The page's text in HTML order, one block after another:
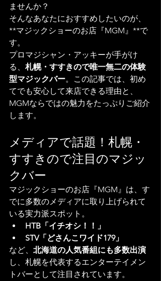
ませんか？
そんなあなたにおすすめしたいのが、
**マジックショーのお店『MGM』**で
す。
プロマジシャン・アッキーが手がけ
る、 札幌・すすきので唯一無二の体験
型マジックバー。この記事では、初め
てでも安心して来店できる理由と、
MGMならではの魅力をたっぷりご紹介
します。
メディアで話題！札幌・
すすきので注目のマジッ
クバー
マジックショーのお店『MGM』は、す
でに多数のメディアに取り上げられて
いる実力派スポット。
HTB「イチオシ！！」
STV「どさんこワイド179」
など、 北海道の人気番組にも多数出演
し、札幌を代表するエンターテイメン
トバーとして注目されています。